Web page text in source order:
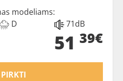
modeliams:
D 71dB
51 39€
PIRKTI